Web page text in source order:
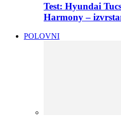
Test: Hyundai
Harmony –
POLOVNI